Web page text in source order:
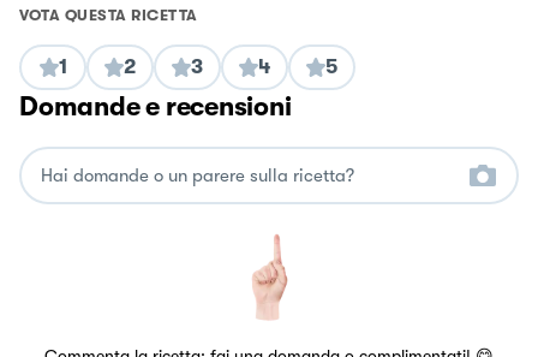
VOTA QUESTA RICETTA
1 2 3 4 5
Domande e recensioni